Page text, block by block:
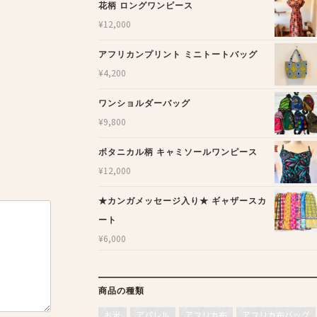
花柄 ロングワンピース
¥12,000
アフリカンプリント ミニトートバッグ
¥4,200
ワンショルダーバッグ
¥9,800
ボタニカル柄 キャミソールワンピース
¥12,000
★カンガメッセージ入り★ ギャザースカ
ート
¥6,000
商品の種類
お米 アパレル アフリカ布 アフリカ布バッグ